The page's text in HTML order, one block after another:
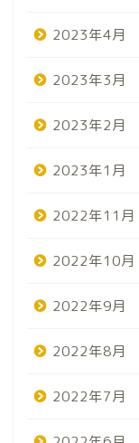
2023年4月
2023年3月
2023年2月
2023年1月
2022年11月
2022年10月
2022年9月
2022年8月
2022年7月